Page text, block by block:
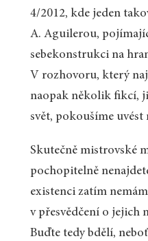
4/2012, kde jeden
A. Aguilerou,
sebekonstrukci na
V rozhovoru, který
naopak několik fikcí,
svět, pokoušíme
Skutečně mistrovské
pochopitelně
existenci zatím
v přesvědčení o jejich
Buďte tedy bdělí,